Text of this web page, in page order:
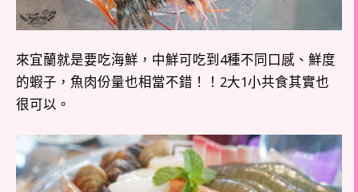
來宜蘭就是要吃海鮮，中鮮可吃到4種不同口感、鮮度
的蝦子，魚肉份量也相當不錯！！2大1小共食其實也
很可以。